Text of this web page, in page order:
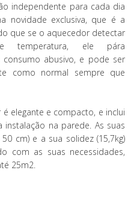
independente para cada dia
novidade exclusiva, que é a
que se o aquecedor detectar
temperatura, ele pára
abusivo, e pode ser
como normal sempre que
elegante e compacto, e inclui
na parede. As suas
cm) e a sua solidez (15,7kg)
com as suas necessidades,
25m2.